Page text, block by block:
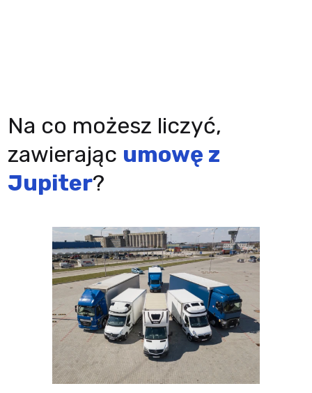
Na co możesz liczyć,
zawierając umowę z
Jupiter?